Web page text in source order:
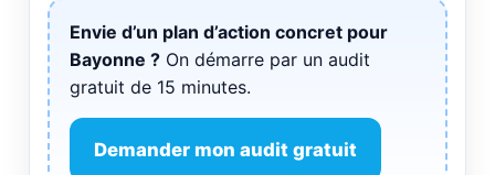
Envie d’un plan d’action concret pour
Bayonne ? On démarre par un audit
gratuit de 15 minutes.
Demander mon audit gratuit